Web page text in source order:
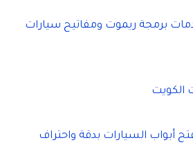
برمجة ريموت ومفاتيح سيارات
الكويت
أبواب السيارات بدقة واحتراف